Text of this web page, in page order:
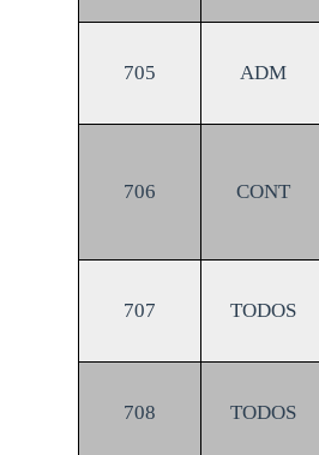
705 ADM
706 CONT
707 TODOS
708 TODOS